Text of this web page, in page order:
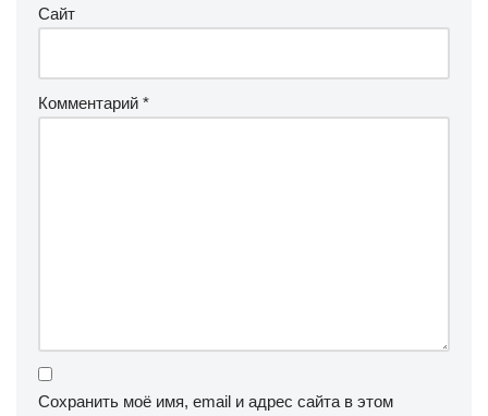
Сайт
Комментарий *
Сохранить моё имя, email и адрес сайта в этом